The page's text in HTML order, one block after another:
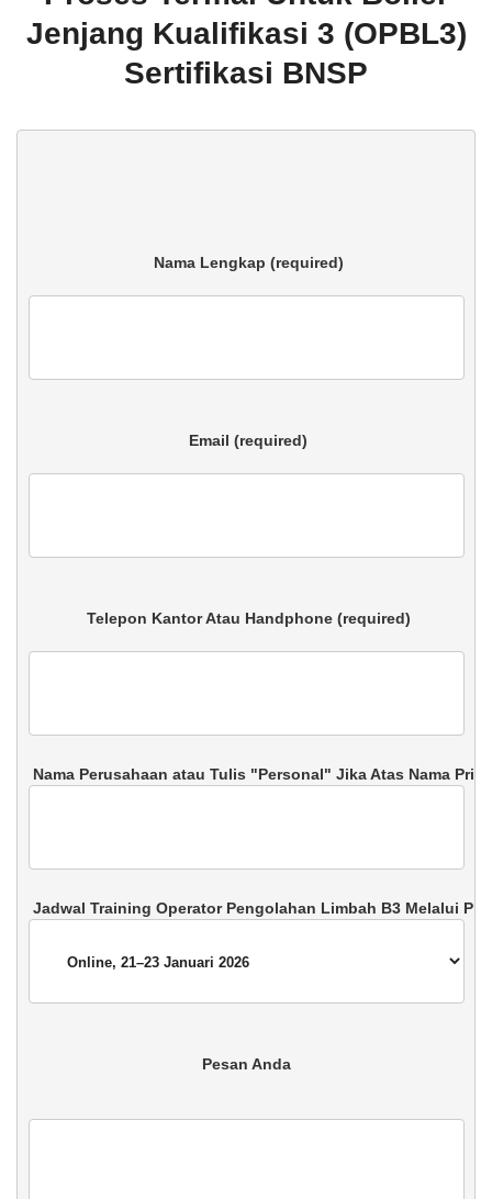
Jenjang Kualifikasi 3 (OPBL3)
Sertifikasi BNSP
Nama Lengkap (required)
Email (required)
Telepon Kantor Atau Handphone (required)
Pesan Anda